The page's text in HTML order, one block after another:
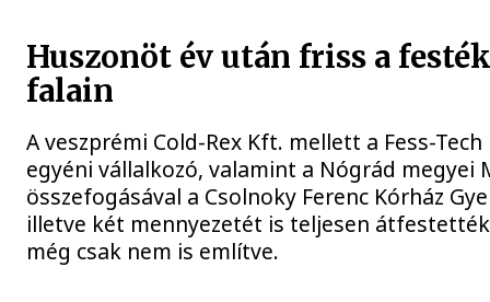
Huszonöt év után friss a
falain
A veszprémi Cold-Rex Kft. mellett a Fess-
egyéni vállalkozó, valamint a Nógrád
összefogásával a Csolnoky Ferenc Kórház
illetve két mennyezetét is teljesen
még csak nem is említve.